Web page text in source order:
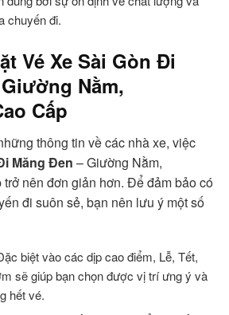
chuyến đi.
Vé Xe Sài Gòn Đi
Nằm,
Cấp
thông tin về các nhà xe, việc
Măng Đen – Giường Nằm,
nên đơn giản hơn. Để đảm bảo có
đi suôn sẻ, bạn nên lưu ý một số
biệt vào các dịp cao điểm, Lễ, Tết,
sẽ giúp bạn chọn được vị trí ưng ý và
hết vé.